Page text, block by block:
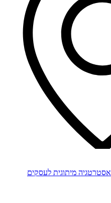
בניה ועיצוב סטודיו Be Brand אסטרטגיה מיתוגית לעסקים